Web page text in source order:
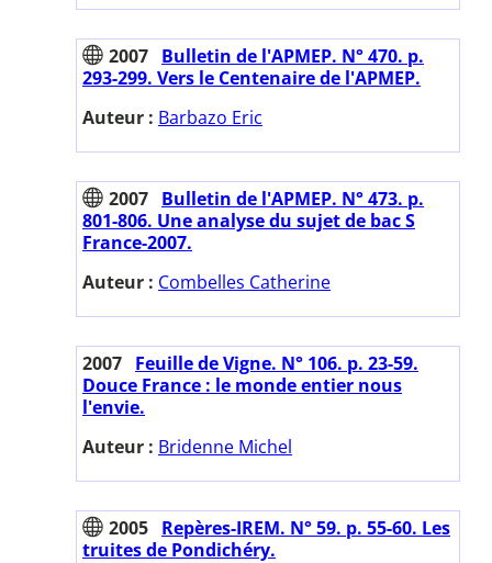
2007 Bulletin de l'APMEP. N° 470. p.
293-299. Vers le Centenaire de l'APMEP.
Auteur : Barbazo Eric
2007 Bulletin de l'APMEP. N° 473. p.
801-806. Une analyse du sujet de bac S
France-2007.
Auteur : Combelles Catherine
2007 Feuille de Vigne. N° 106. p. 23-59.
Douce France : le monde entier nous
l'envie.
Auteur : Bridenne Michel
2005 Repères-IREM. N° 59. p. 55-60. Les
truites de Pondichéry.